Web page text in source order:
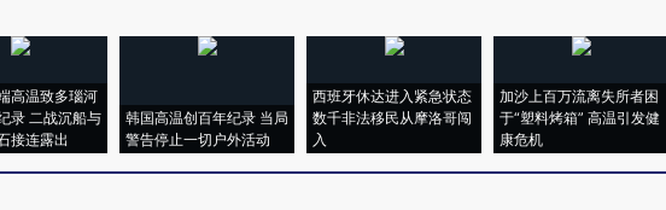
高温致多瑙河
录 二战沉船与
接连露出
韩国高温创百年纪录 当局
警告停止一切户外活动
西班牙休达进入紧急状态
数千非法移民从摩洛哥闯
入
加沙上百万流离失所者困
于“塑料烤箱” 高温引发健
康危机